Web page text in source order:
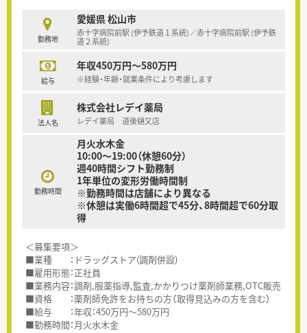
勤務地
愛媛県 松山市
赤十字病院前駅 (伊予鉄道１系統)／赤十字病院前駅 (伊予鉄
道２系統)
給与
年収450万円～580万円
※経験・年齢・就業条件により考慮します
法人名
株式会社レデイ薬局
レデイ薬局 道後樋又店
勤務時間
月火水木金
10:00～19:00（休憩60分）
週40時間シフト勤務制
1年単位の変形労働時間制
※勤務時間は店舗により異なる
※休憩は実働6時間超で45分、8時間超で60分取
得
＜募集要項＞
■業種 ：ドラッグストア(調剤併設)
■雇用形態：正社員
■業務内容：調剤,服薬指導,監査,かかりつけ薬剤師業務,OTC販売
■資格 ：薬剤師免許をお持ちの方（取得見込みの方を含む）
■給与 ：年収：450万円～580万円
■勤務時間：月火水木金